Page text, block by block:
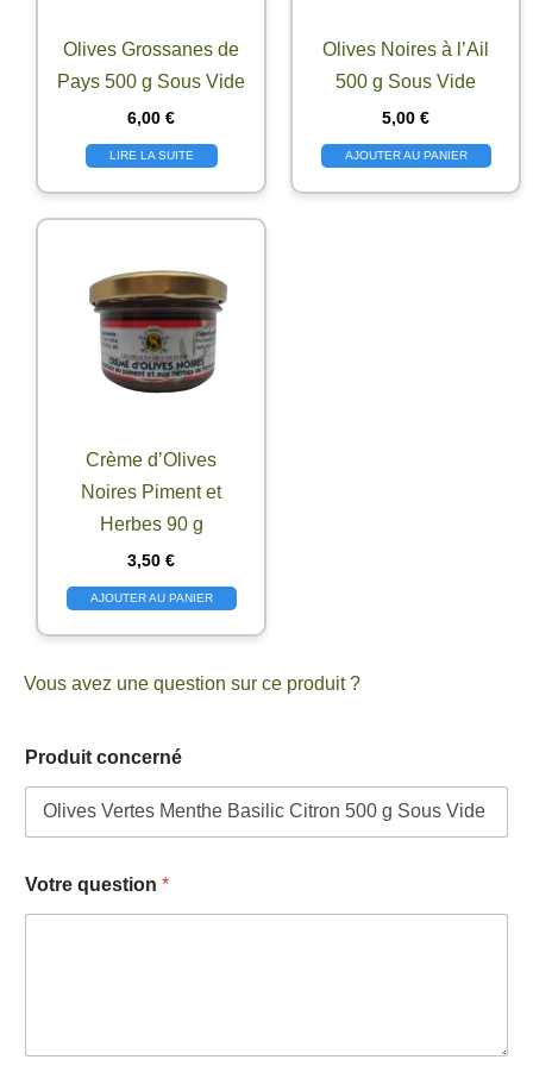
Olives Grossanes de
Pays 500 g Sous Vide
6,00 €
LIRE LA SUITE
Olives Noires à l’Ail
500 g Sous Vide
5,00 €
AJOUTER AU PANIER
Crème d’Olives
Noires Piment et
Herbes 90 g
3,50 €
AJOUTER AU PANIER
Vous avez une question sur ce produit ?
Produit concerné
u
e
Votre question *